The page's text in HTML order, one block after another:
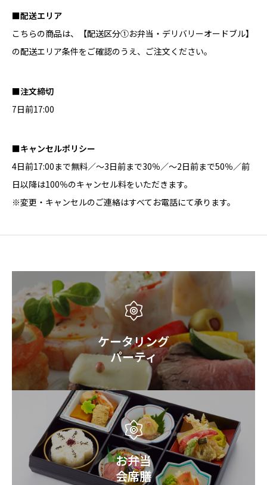
■配送エリア
こちらの商品は、
【配送区分①お弁当・デリバリーオードブル】
の配送エリア条件をご確認のうえ、ご注文ください。
■注文締切
7日前17:00
■キャンセルポリシー
4日前17:00まで無料／～3日前まで30％／～2日前まで50％／前
日以降は100％のキャンセル料をいただきます。
※変更・キャンセルのご連絡はすべてお電話にて承ります。
ケータリング
パーティ
お弁当
会席膳